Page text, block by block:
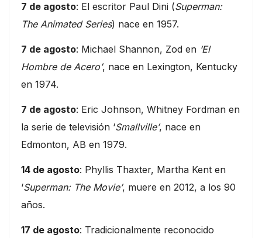
7 de agosto: El escritor Paul Dini (Superman:
The Animated Series) nace en 1957.
7 de agosto: Michael Shannon, Zod en ‘El
Hombre de Acero’, nace en Lexington, Kentucky
en 1974.
7 de agosto: Eric Johnson, Whitney Fordman en
la serie de televisión ‘Smallville’, nace en
Edmonton, AB en 1979.
14 de agosto: Phyllis Thaxter, Martha Kent en
‘Superman: The Movie’, muere en 2012, a los 90
años.
17 de agosto: Tradicionalmente reconocido